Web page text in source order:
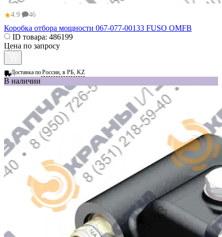
★4.9 46
Коробка отбора мощности 067-077-00133 FUSO OMFB
ID товара: 486199
Цена по запросу
Доставка поРоссии, в РБ, KZ
В наличии